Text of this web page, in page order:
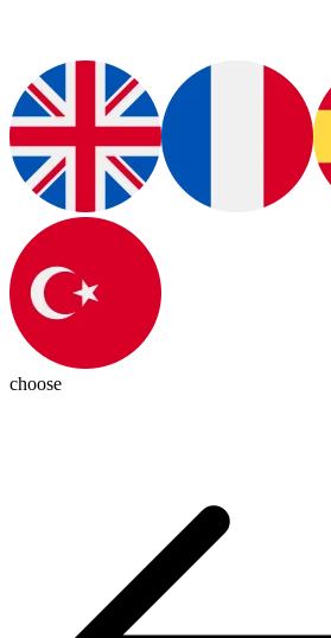
choose